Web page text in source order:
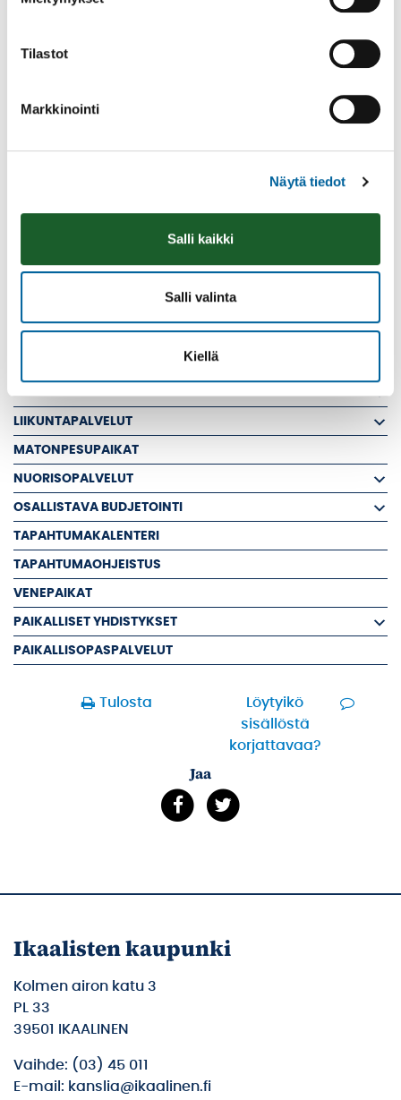
Tilastot
Markkinointi
Näytä tiedot
Salli kaikki
Salli valinta
Kiellä
LUKI-TUKI
DIGITUKI
YHTEYSTIEDOT
KULTTUURIMATKAILUSTRATEGIA
KULTTUURIPALVELUIDEN AVUSTUKSET 2026
LIIKUNTAPAIKAT JA ULKOILU
LIIKUNTAPALVELUT
MATONPESUPAIKAT
NUORISOPALVELUT
OSALLISTAVA BUDJETOINTI
TAPAHTUMAKALENTERI
TAPAHTUMAOHJEISTUS
VENEPAIKAT
PAIKALLISET YHDISTYKSET
PAIKALLISOPASPALVELUT
Tulosta
Löytyikö
sisällöstä
korjattavaa?
Jaa
Ikaalisten kaupunki
Kolmen airon katu 3
PL 33
39501 IKAALINEN
Vaihde: (03) 45 011
E-mail: kanslia@ikaalinen.fi